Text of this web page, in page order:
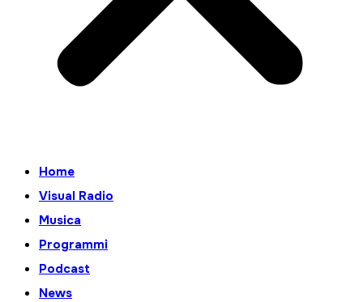
Home
Visual Radio
Musica
Programmi
Podcast
News